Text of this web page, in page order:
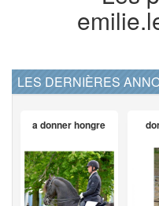
LES DERNIÈRES
a donner hongre